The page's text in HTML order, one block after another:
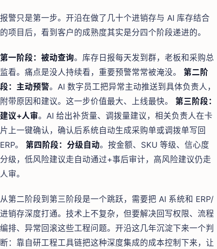
报警只是第一步。开沿在做了几十个进销存与 AI 库存结合
的项目后，看到客户的成熟度其实是分四个阶段递进的。
第一阶段：被动查询。库存日报每天发到群，老板和采购总
监看。痛点是没人持续看，重要预警常常被淹没。 第二阶
段：主动预警。AI 数字员工把异常主动推送到具体负责人，
附带原因和建议。这一步价值最大、上线最快。 第三阶段：
建议+人审。AI 给出补货量、调拨量建议，相关负责人在卡
片上一键确认，确认后系统自动生成采购单或调拨单写回
ERP。 第四阶段：分级自动。按金额、SKU 等级、信心度
分级，低风险建议走自动通过+事后审计，高风险建议仍走
人审。
从第二阶段到第三阶段是一个跳跃，需要把 AI 系统和 ERP/
进销存深度打通。技术上不复杂，但要解决回写权限、流程
编排、异常回滚这些工程问题。开沿这几年沉淀下来一个判
断：靠自研工程工具链把这种深度集成的成本控制下来，让